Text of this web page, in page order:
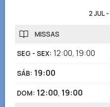
2 JUL-
MISSAS
SEG - SEX: 12:00, 19:00
SÁB: 19:00
DOM: 12:00, 19:00